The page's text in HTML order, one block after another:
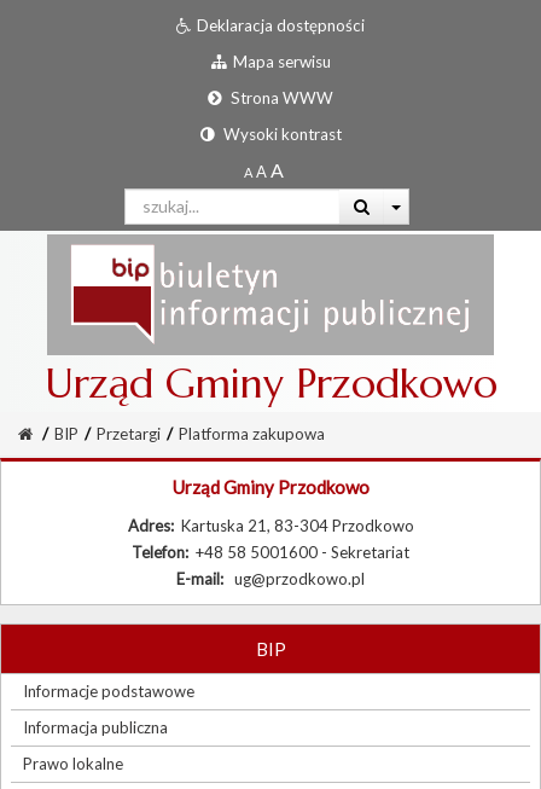
Deklaracja dostępności
Mapa serwisu
Strona WWW
Wysoki kontrast
Urząd Gminy Przodkowo
/ BIP / Przetargi / Platforma zakupowa
Urząd Gminy Przodkowo
Adres: Kartuska 21, 83-304 Przodkowo
Telefon: +48 58 5001600 - Sekretariat
E-mail: ug@przodkowo.pl
BIP
Informacje podstawowe
Informacja publiczna
Prawo lokalne